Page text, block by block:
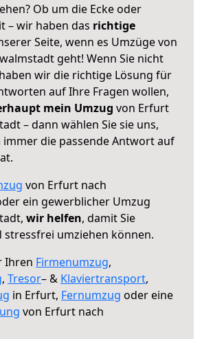
Ob um die Ecke oder
– wir haben das richtige
Seite, wenn es Umzüge von
geht! Wenn Sie nicht
wir die richtige Lösung für
auf Ihre Fragen wollen,
mein Umzug von Erfurt
– dann wählen Sie sie uns,
die passende Antwort auf
von Erfurt nach
ein gewerblicher Umzug
wir helfen, damit Sie
umziehen können.
Ihren Firmenumzug,
, Tresor– & Klaviertransport,
in Erfurt, Fernumzug oder eine
von Erfurt nach